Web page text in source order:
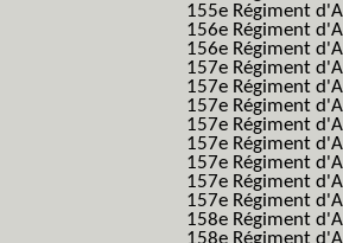
155e Régiment
156e Régiment
156e Régiment
157e Régiment
157e Régiment
157e Régiment
157e Régiment
157e Régiment
157e Régiment
157e Régiment
157e Régiment
158e Régiment
158e Régiment